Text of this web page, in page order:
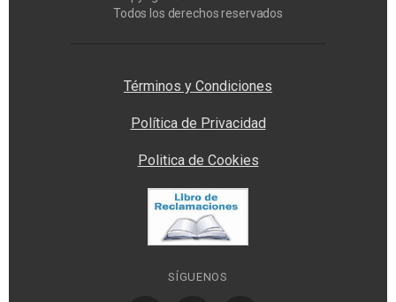
Todos los derechos reservados
Términos y Condiciones
Política de Privacidad
Politica de Cookies
SÍGUENOS